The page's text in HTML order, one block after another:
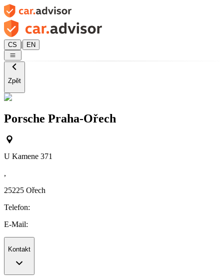
CS | EN
Zpět
Porsche Praha-Ořech
U Kamene 371
,
25225 Ořech
Telefon:
E-Mail:
Kontakt